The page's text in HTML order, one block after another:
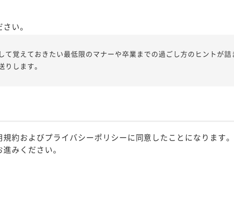
い。
て覚えておきたい最低限のマナーや卒業までの過ごし方のヒントが詰
りします。
約およびプライバシーポリシーに同意したことになります。
みください。